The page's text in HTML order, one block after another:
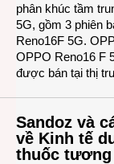
phân khúc tầm
5G, gồm 3 phiên
Reno16F 5G.
OPPO Reno16 F
được bán tại thị
Sandoz và
về Kinh tế
thuốc tương